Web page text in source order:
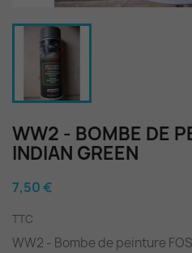
WW2 - BOMBE DE
INDIAN GREEN
7,50 €
TTC
WW2 - Bombe de peinture